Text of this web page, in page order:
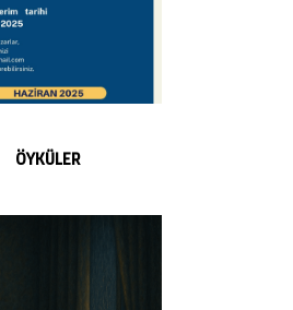
ÖYKÜLER